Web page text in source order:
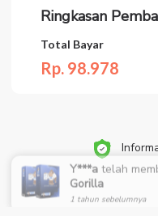
Ringkasan
Total Bayar
Rp. 98.978
Y***atelah
Gorilla